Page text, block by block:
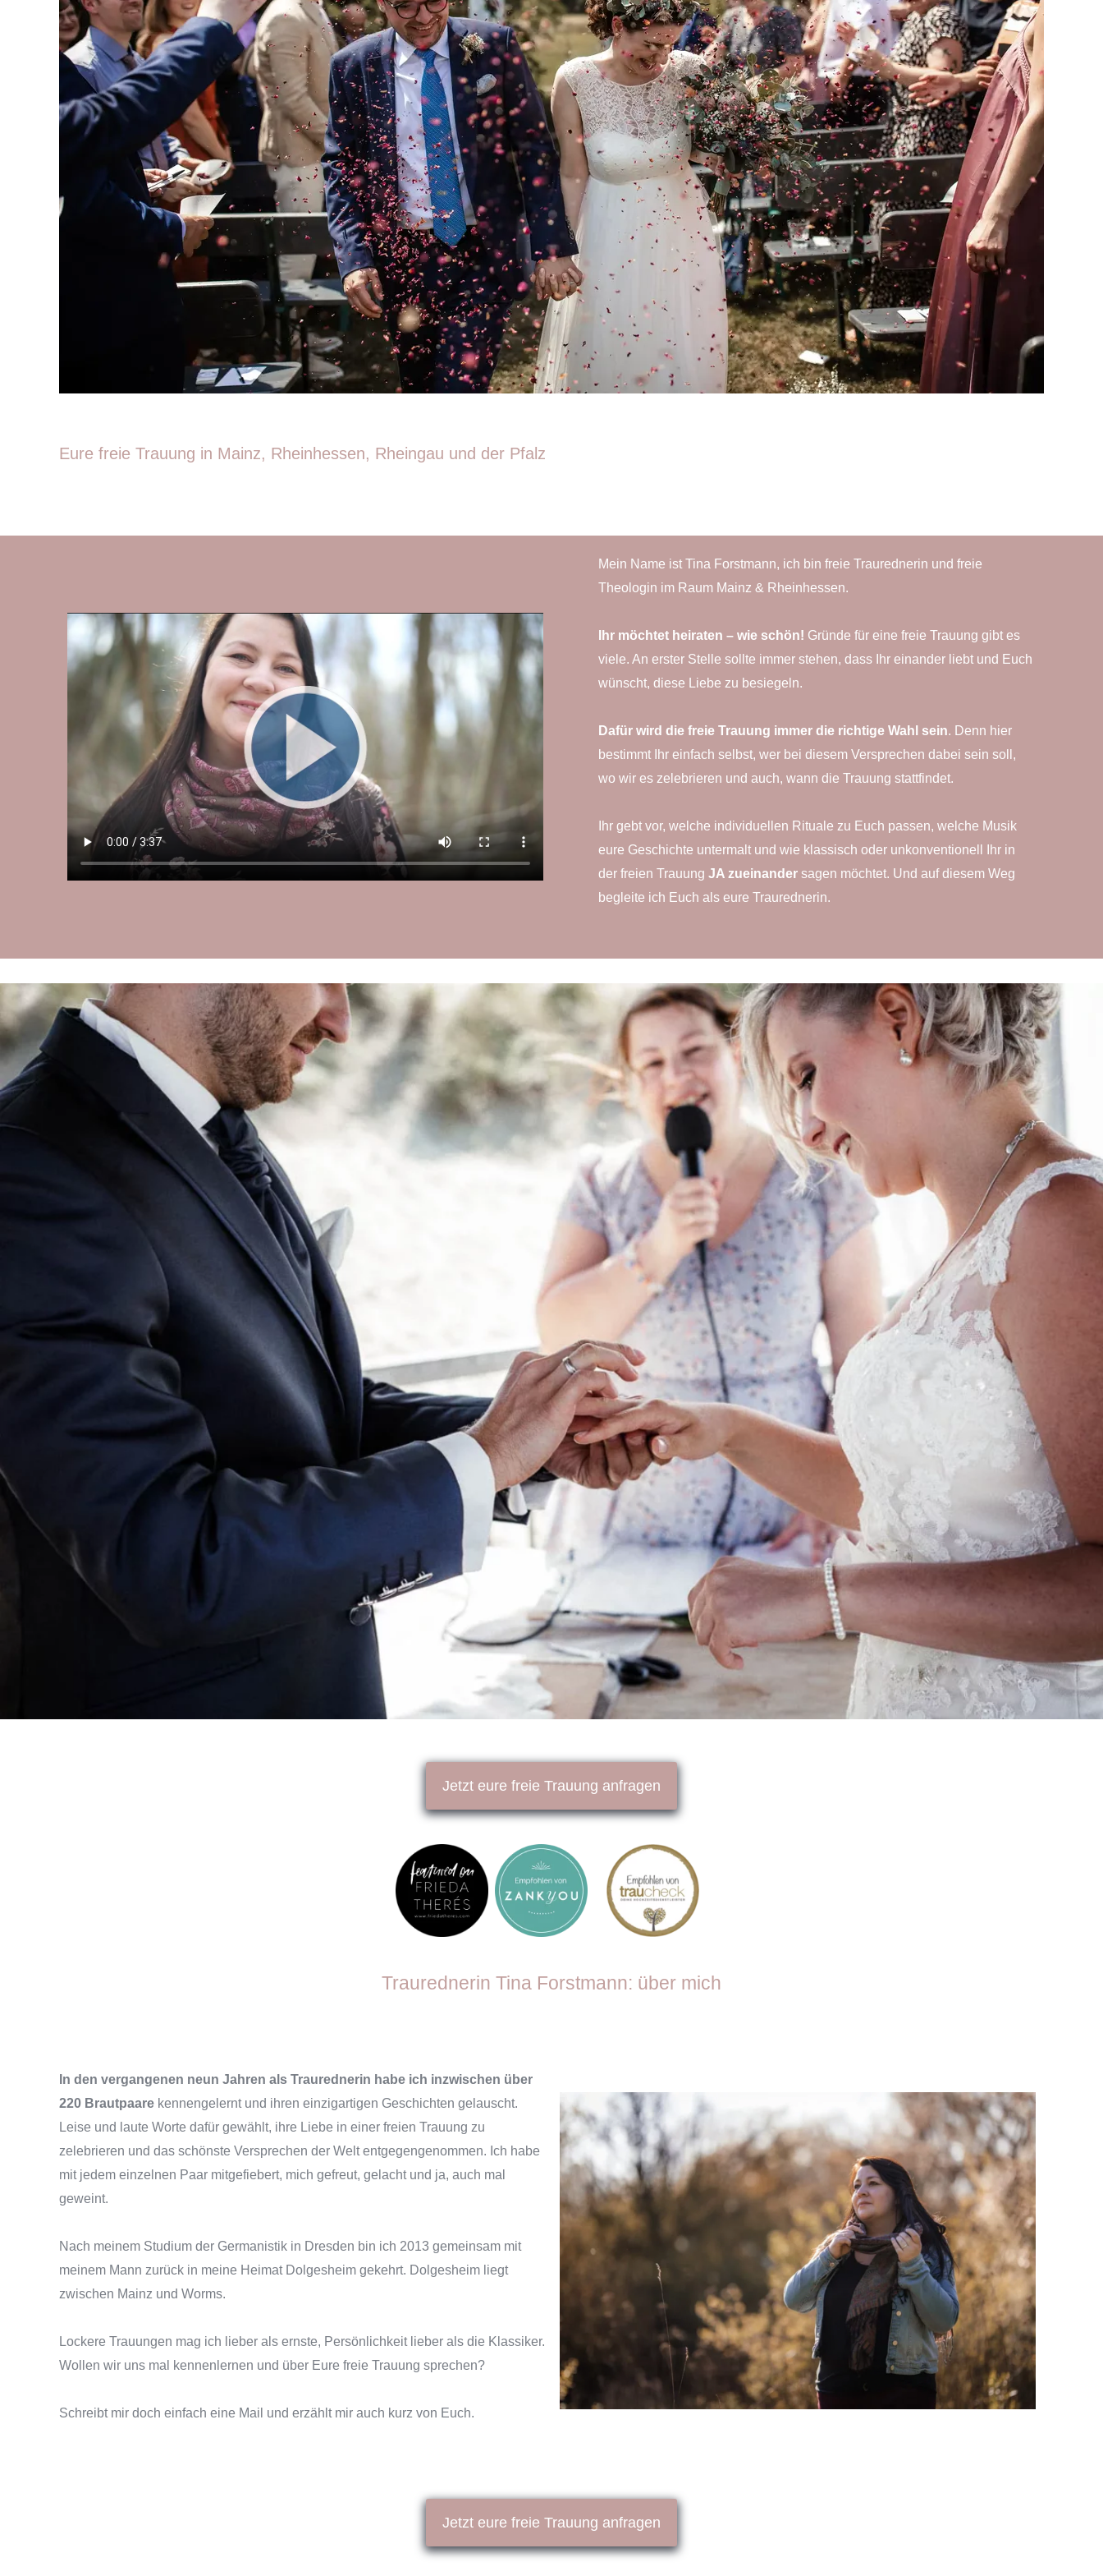
Eure freie Trauung in Mainz, Rheinhessen, Rheingau und der Pfalz
Mein Name ist Tina Forstmann, ich bin freie Traurednerin und freie
Theologin im Raum Mainz & Rheinhessen.
Ihr möchtet heiraten – wie schön! Gründe für eine freie Trauung gibt es
viele. An erster Stelle sollte immer stehen, dass Ihr einander liebt und Euch
wünscht, diese Liebe zu besiegeln.
Dafür wird die freie Trauung immer die richtige Wahl sein. Denn hier
bestimmt Ihr einfach selbst, wer bei diesem Versprechen dabei sein soll,
wo wir es zelebrieren und auch, wann die Trauung stattfindet.
Ihr gebt vor, welche individuellen Rituale zu Euch passen, welche Musik
eure Geschichte untermalt und wie klassisch oder unkonventionell Ihr in
der freien Trauung JA zueinander sagen möchtet. Und auf diesem Weg
begleite ich Euch als eure Traurednerin.
Jetzt eure freie Trauung anfragen
Traurednerin Tina Forstmann: über mich
In den vergangenen neun Jahren als Traurednerin habe ich inzwischen über
220 Brautpaare kennengelernt und ihren einzigartigen Geschichten gelauscht.
Leise und laute Worte dafür gewählt, ihre Liebe in einer freien Trauung zu
zelebrieren und das schönste Versprechen der Welt entgegengenommen. Ich habe
mit jedem einzelnen Paar mitgefiebert, mich gefreut, gelacht und ja, auch mal
geweint.
Nach meinem Studium der Germanistik in Dresden bin ich 2013 gemeinsam mit
meinem Mann zurück in meine Heimat Dolgesheim gekehrt. Dolgesheim liegt
zwischen Mainz und Worms.
Lockere Trauungen mag ich lieber als ernste, Persönlichkeit lieber als die Klassiker.
Wollen wir uns mal kennenlernen und über Eure freie Trauung sprechen?
Schreibt mir doch einfach eine Mail und erzählt mir auch kurz von Euch.
Jetzt eure freie Trauung anfragen